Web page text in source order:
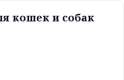
кошек и собак